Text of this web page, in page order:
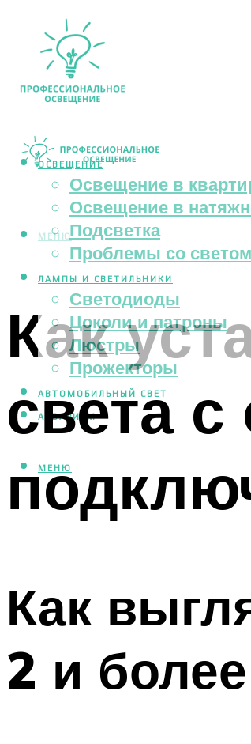
ОСВЕЩЕНИЕ
Освещение в
Освещение в
Подсветка
Проблемы со светом
ЛАМПЫ И СВЕТИЛЬНИКИ
Светодиоды
Цоколи и патроны
Люстры
Прожекторы
АВТОМОБИЛЬНЫЙ СВЕТ
АКВАРИУМ
МЕНЮ
МЕНЮ
Как
света
Как
2 и